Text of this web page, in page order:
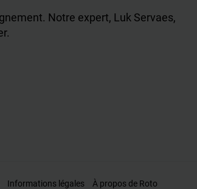
Notre expert, Luk Servaes,
Informations légales À propos de Roto